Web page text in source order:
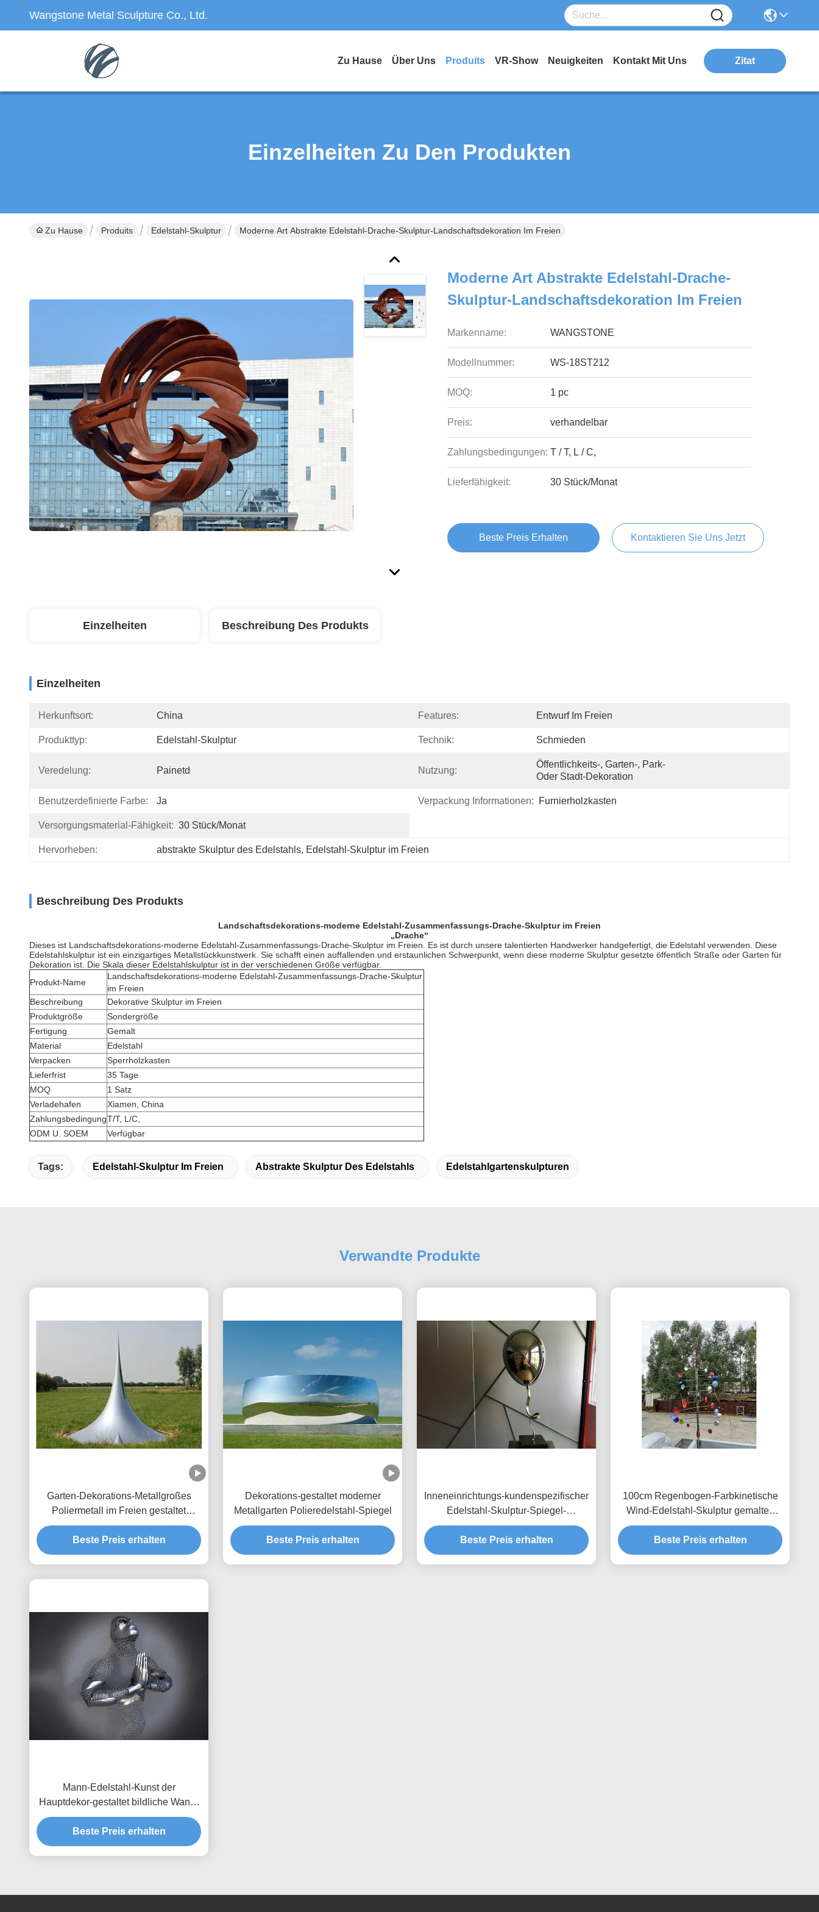
Wangstone Metal Sculpture Co., Ltd.
Zu Hause Über Uns Produits VR-Show Neuigkeiten Kontakt Mit Uns Zitat
Einzelheiten Zu Den Produkten
Zu Hause Produits Edelstahl-Skulptur Moderne Art Abstrakte Edelstahl-Drache-Skulptur-Landschaftsdekoration Im Freien
Moderne Art Abstrakte Edelstahl-Drache-
Skulptur-Landschaftsdekoration Im Freien
Markenname: WANGSTONE
Modellnummer: WS-18ST212
MOQ: 1 pc
Preis: verhandelbar
Zahlungsbedingungen: T / T, L / C,
Lieferfähigkeit: 30 Stück/Monat
Beste Preis Erhalten Kontaktieren Sie Uns Jetzt
Einzelheiten Beschreibung Des Produkts
Einzelheiten
Herkunftsort: China Features: Entwurf Im Freien
Produkttyp: Edelstahl-Skulptur Technik: Schmieden
Veredelung: Painetd Nutzung:
Öffentlichkeits-, Garten-, Park-
Oder Stadt-Dekoration
Benutzerdefinierte Farbe: Ja Verpackung Informationen: Furnierholzkasten
Versorgungsmaterial-Fähigkeit: 30 Stück/Monat
Hervorheben: abstrakte Skulptur des Edelstahls, Edelstahl-Skulptur im Freien
Beschreibung Des Produkts
Landschaftsdekorations-moderne Edelstahl-Zusammenfassungs-Drache-Skulptur im Freien
„Drache“
Dieses ist Landschaftsdekorations-moderne Edelstahl-Zusammenfassungs-Drache-Skulptur im Freien. Es ist durch unsere talentierten Handwerker handgefertigt, die Edelstahl verwenden. Diese
Edelstahlskulptur ist ein einzigartiges Metallstückkunstwerk. Sie schafft einen auffallenden und erstaunlichen Schwerpunkt, wenn diese moderne Skulptur gesetzte öffentlich Straße oder Garten für
Dekoration ist. Die Skala dieser Edelstahlskulptur ist in der verschiedenen Größe verfügbar.
Produkt-Name
Landschaftsdekorations-moderne Edelstahl-Zusammenfassungs-Drache-Skulptur
im Freien
Beschreibung
Dekorative Skulptur im Freien
Produktgröße
Sondergröße
Fertigung
Gemalt
Material
Edelstahl
Verpacken
Sperrholzkasten
Lieferfrist
35 Tage
MOQ
1 Satz
Verladehafen
Xiamen, China
ZahlungsbedingungT/T, L/C,
ODM U. SOEM
Verfügbar
Tags: Edelstahl-Skulptur Im Freien Abstrakte Skulptur Des Edelstahls Edelstahlgartenskulpturen
Verwandte Produkte
Garten-Dekorations-Metallgroßes
Poliermetall im Freien gestaltet
Tropfen-Skulptur
Beste Preis erhalten
Dekorations-gestaltet moderner
Metallgarten Polieredelstahl-Spiegel
Beste Preis erhalten
Inneneinrichtungs-kundenspezifischer
Edelstahl-Skulptur-Spiegel-
Polierballon
Beste Preis erhalten
100cm Regenbogen-Farbkinetische
Wind-Edelstahl-Skulptur gemaltes
Ende
Beste Preis erhalten
Mann-Edelstahl-Kunst der
Hauptdekor-gestaltet bildliche Wand-
3d mattes Finish
Beste Preis erhalten